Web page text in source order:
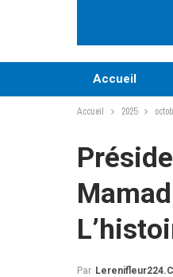
Accueil
Accueil 2025
Par